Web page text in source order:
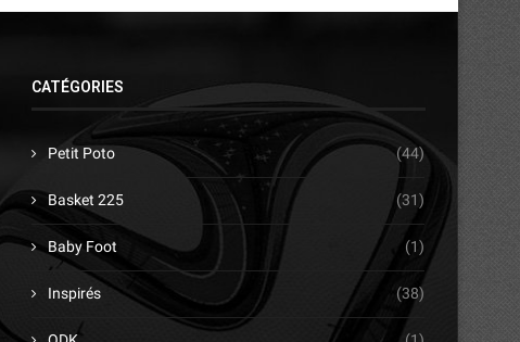
CATÉGORIES
Petit Poto (44)
Basket 225 (31)
Baby Foot (1)
Inspirés (38)